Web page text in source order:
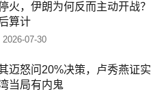
火，伊朗为何反而主动开战？
算计
2026-07-30
迈怒问20%决策，卢秀燕证实
当局有内鬼